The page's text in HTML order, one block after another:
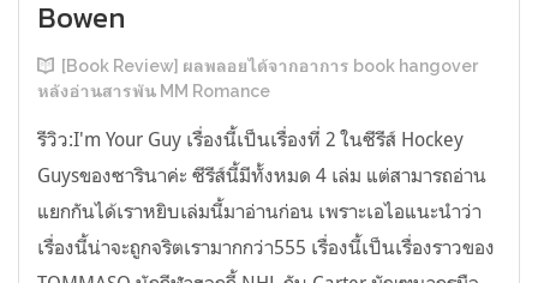
Bowen
[Book Review] ผลพลอยได้จากอาการ book hangover
หลังอ่านสารพัน MM Romance
รีวิว:I'm Your Guy เรื่องนี้เป็นเรื่องที่ 2 ในซีรีส์ Hockey
Guysของซารินาค่ะ ซีรีส์นี้มีทั้งหมด 4 เล่ม แต่สามารถอ่าน
แยกกันได้เราหยิบเล่มนี้มาอ่านก่อน เพราะเอไอแนะนำว่า
เรื่องนี้น่าจะถูกจริตเรามากกว่า555 เรื่องนี้เป็นเรื่องราวของ